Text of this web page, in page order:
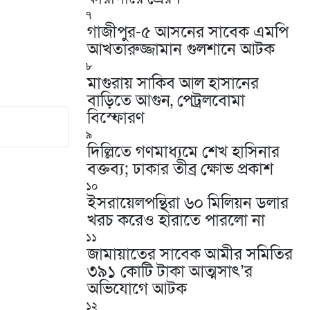
৭
গাজীপুর-৫ আসনের সাবেক এমপি
আখতারুজ্জামান গুলশানে আটক
৮
মাগুরায় সাকিব আল হাসানের
বাড়িতে আগুন, পেট্রলবোমা
বিস্ফোরণ
৯
দিল্লিতে গণমাধ্যমে শেখ হাসিনার
বক্তব্য; ঢাকার তীব্র ক্ষোভ প্রকাশ
১০
ইসরায়েলপন্থিরা ৬০ মিলিয়ন ডলার
খরচ করেও হারাতে পারলো না
১১
জামায়াতের সাবেক আমীর সমিতির
৩৯১ কোটি টাকা আত্মসাৎ’র
অভিযোগে আটক
১২